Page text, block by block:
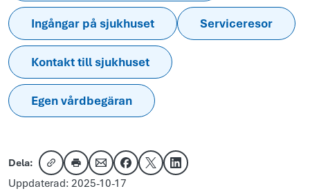
Ingångar på sjukhuset Serviceresor
Kontakt till sjukhuset
Egen vårdbegäran
Dela:
Kopiera länk
Skriv utDela via e-post
Dela på Facebook
Dela på XDela på LinkedIn
Uppdaterad: 2025-10-17